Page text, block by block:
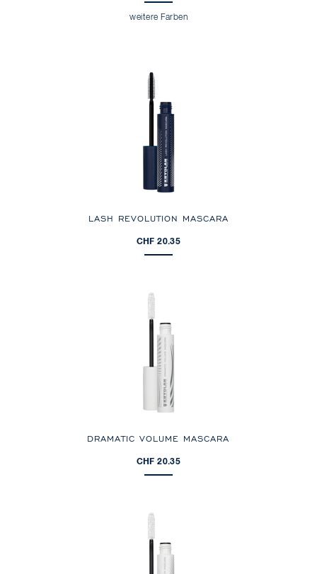
weitere Farben
LASH REVOLUTION MASCARA
CHF 20.35
DRAMATIC VOLUME MASCARA
CHF 20.35